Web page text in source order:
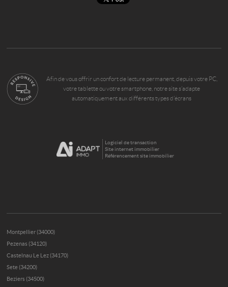
Afin de vous offrir un confort de lecture permanent, depuis votre PC,
votre tablette ou votre smartphone, notre site s’adapte
automatiquement aux différents types d'écrans
Logiciel de transaction
Site internet immobilier
Référencement site immobilier
Montpellier (34000)
Pezenas (34120)
Castelnau Le Lez (34170)
Sete (34200)
Beziers (34500)